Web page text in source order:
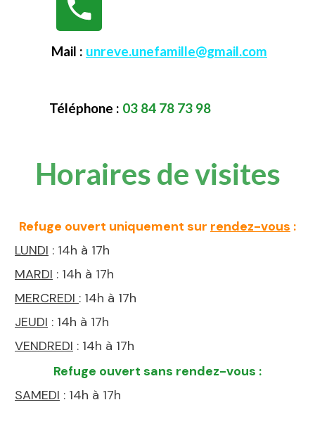
Mail : unreve.unefamille@gmail.com
Téléphone : 03 84 78 73 98
Horaires de visites
Refuge ouvert uniquement sur rendez-vous :
LUNDI : 14h à 17h
MARDI : 14h à 17h
MERCREDI : 14h à 17h
JEUDI : 14h à 17h
VENDREDI : 14h à 17h
Refuge ouvert sans rendez-vous :
SAMEDI : 14h à 17h